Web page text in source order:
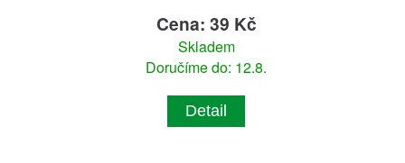
Cena: 39 Kč
Skladem
Doručíme do: 12.8.
Detail